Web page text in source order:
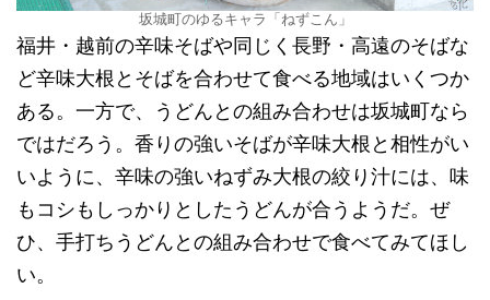
坂城町のゆるキャラ「ねずこん」
福井・越前の辛味そばや同じく長野・高遠のそばな
ど辛味大根とそばを合わせて食べる地域はいくつか
ある。一方で、うどんとの組み合わせは坂城町なら
ではだろう。香りの強いそばが辛味大根と相性がい
いように、辛味の強いねずみ大根の絞り汁には、味
もコシもしっかりとしたうどんが合うようだ。ぜ
ひ、手打ちうどんとの組み合わせで食べてみてほし
い。